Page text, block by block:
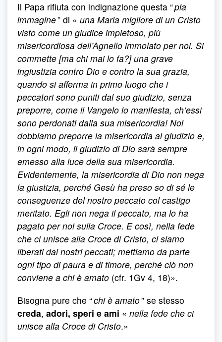
Il Papa rifiuta con indignazione questa “pia
immagine” di « una Maria migliore di un Cristo
visto come un giudice impietoso, più
misericordiosa dell’Agnello immolato per noi. Si
commette [ma chi mai lo fa?] una grave
ingiustizia contro Dio e contro la sua grazia,
quando si afferma in primo luogo che i
peccatori sono puniti dal suo giudizio, senza
preporre, come il Vangelo lo manifesta, ch’essi
sono perdonati dalla sua misericordia! Noi
dobbiamo preporre la misericordia al giudizio e,
in ogni modo, il giudizio di Dio sarà sempre
emesso alla luce della sua misericordia.
Evidentemente, la misericordia di Dio non nega
la giustizia, perché Gesù ha preso so di sé le
conseguenze del nostro peccato col castigo
meritato. Egli non nega il peccato, ma lo ha
pagato per noi sulla Croce. E così, nella fede
che ci unisce alla Croce di Cristo, ci siamo
liberati dai nostri peccati; mettiamo da parte
ogni tipo di paura e di timore, perché ciò non
conviene a chi è amato (cfr. 1Gv 4, 18)».
Bisogna pure che “chi è amato” se stesso
creda, adori, speri e ami « nella fede che ci
unisce alla Croce di Cristo.»